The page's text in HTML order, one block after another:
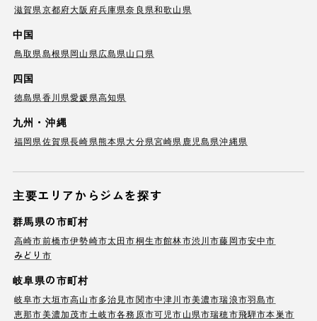
滋賀県京都府大阪府兵庫県奈良県和歌山県
中国
鳥取県島根県岡山県広島県山口県
四国
徳島県香川県愛媛県高知県
九州・沖縄
福岡県佐賀県長崎県熊本県大分県宮崎県鹿児島県沖縄県
主要エリアからジムを探す
群馬県の市町村
高崎市前橋市伊勢崎市太田市桐生市館林市渋川市藤岡市安中市
みどり市
岐阜県の市町村
岐阜市大垣市高山市多治見市関市中津川市美濃市瑞浪市羽島市
恵那市美濃加茂市土岐市各務原市可児市山県市瑞穂市飛騨市本巣市